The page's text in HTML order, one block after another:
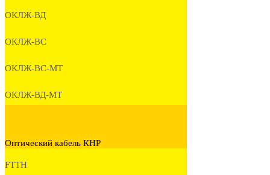
ОКЛЖ-ВД
ОКЛЖ-ВС
ОКЛЖ-ВС-МТ
ОКЛЖ-ВД-МТ
Оптический кабель КНР
FTTH